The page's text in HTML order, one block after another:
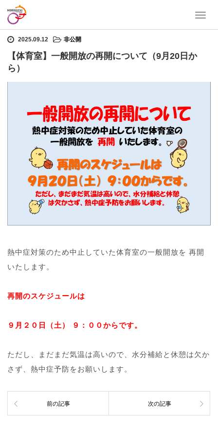
T
ホーム
2025.09.12 非公開
【体育室】一般開放の再開について（9月20日か
ら）
熱中症対策のため中止していた体育室の一般開放を 再開
いたします。
再開のスケジュールは
９月２０日（土） ９：００からです。
ただし、まだまだ気温は高いので、水分補給と休憩は欠か
さず、熱中症予防をお願いします。
前の記事 次の記事